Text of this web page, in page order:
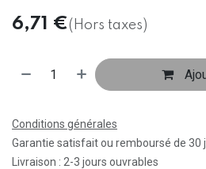
6,71 €(Hors taxes)
Conditions générales
Garantie satisfait ou remboursé de 30
Livraison : 2-3 jours ouvrables